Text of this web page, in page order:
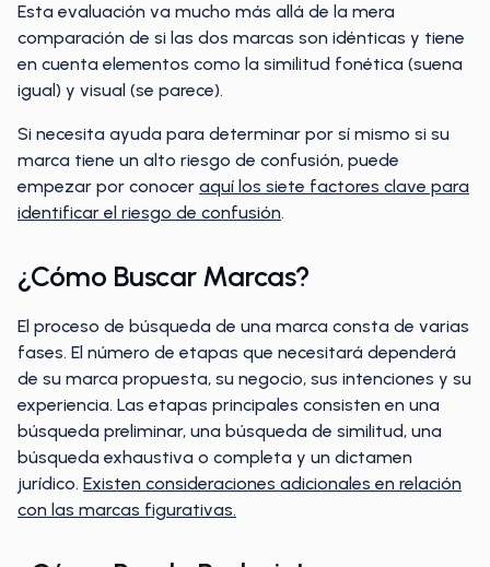
Esta evaluación va mucho más allá de la mera
comparación de si las dos marcas son idénticas y tiene
en cuenta elementos como la similitud fonética (suena
igual) y visual (se parece).
Si necesita ayuda para determinar por sí mismo si su
marca tiene un alto riesgo de confusión, puede
empezar por conocer aquí los siete factores clave para
identificar el riesgo de confusión.
¿Cómo Buscar Marcas?
El proceso de búsqueda de una marca consta de varias
fases. El número de etapas que necesitará dependerá
de su marca propuesta, su negocio, sus intenciones y su
experiencia. Las etapas principales consisten en una
búsqueda preliminar, una búsqueda de similitud, una
búsqueda exhaustiva o completa y un dictamen
jurídico. Existen consideraciones adicionales en relación
con las marcas figurativas.